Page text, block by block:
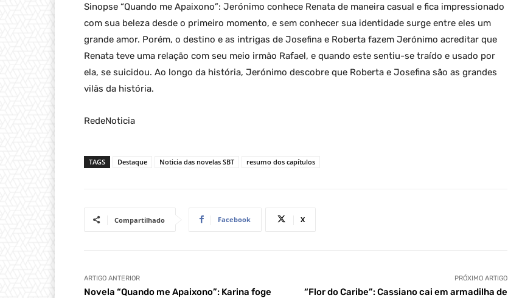
Sinopse “Quando me Apaixono”: Jerónimo conhece Renata de maneira casual e fica impressionado
com sua beleza desde o primeiro momento, e sem conhecer sua identidade surge entre eles um
grande amor. Porém, o destino e as intrigas de Josefina e Roberta fazem Jerónimo acreditar que
Renata teve uma relação com seu meio irmão Rafael, e quando este sentiu-se traído e usado por
ela, se suicidou. Ao longo da história, Jerónimo descobre que Roberta e Josefina são as grandes
vilãs da história.
RedeNoticia
TAGS Destaque Noticia das novelas SBT resumo dos capítulos
Compartilhado Facebook X
ARTIGO ANTERIOR
Novela “Quando me Apaixono”: Karina foge
PRÓXIMO ARTIGO
“Flor do Caribe”: Cassiano cai em armadilha de